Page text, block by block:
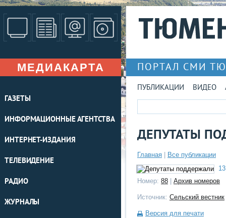
МЕДИАКАРТА
ГАЗЕТЫ
ИНФОРМАЦИОННЫЕ АГЕНТСТВА
ИНТЕРНЕТ-ИЗДАНИЯ
ТЕЛЕВИДЕНИЕ
РАДИО
ЖУРНАЛЫ
ПОРТАЛ СМИ
ПУБЛИКАЦИИ ВИДЕО
ДЕПУТАТЫ
Главная
Все публикации
Номер: 88 Архив номеров
Источник: Сельский вестник
Версия для печати